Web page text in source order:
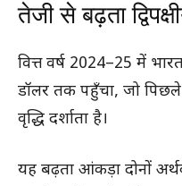
तेजी से बढ़ता
वित्त वर्ष 2024–25 में
डॉलर तक पहुँचा, जो
वृद्धि दर्शाता है।
यह बढ़ता आंकड़ा दोनों